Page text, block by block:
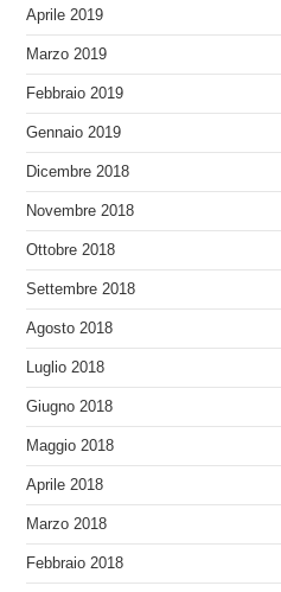
Aprile 2019
Marzo 2019
Febbraio 2019
Gennaio 2019
Dicembre 2018
Novembre 2018
Ottobre 2018
Settembre 2018
Agosto 2018
Luglio 2018
Giugno 2018
Maggio 2018
Aprile 2018
Marzo 2018
Febbraio 2018